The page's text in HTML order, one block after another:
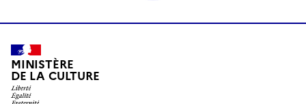
MINISTÈRE
DE LA CULTURE